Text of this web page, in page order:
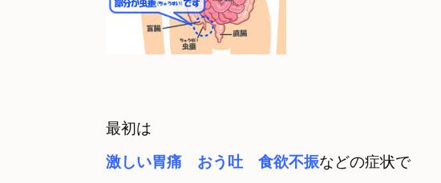
激しい胃痛　おう吐　食欲不振などの症状で